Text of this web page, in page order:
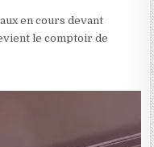
en cours devant
le comptoir de